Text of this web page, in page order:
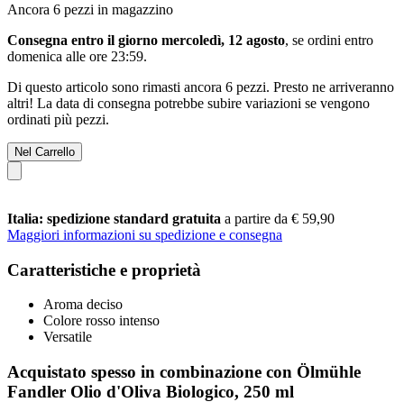
Ancora 6 pezzi in magazzino
Consegna entro il giorno mercoledì, 12 agosto, se ordini entro
domenica alle ore 23:59.
Di questo articolo sono rimasti ancora 6 pezzi. Presto ne arriveranno
altri! La data di consegna potrebbe subire variazioni se vengono
ordinati più pezzi.
Nel Carrello
Italia: spedizione standard gratuita a partire da € 59,90
Maggiori informazioni su spedizione e consegna
Caratteristiche e proprietà
Aroma deciso
Colore rosso intenso
Versatile
Acquistato spesso in combinazione con Ölmühle
Fandler Olio d'Oliva Biologico, 250 ml